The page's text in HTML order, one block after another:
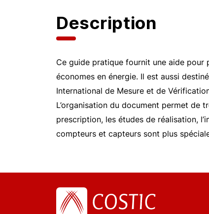
Description
Ce guide pratique fournit une aide pour
économes en énergie. Il est aussi
International de Mesure et de
L’organisation du document permet de
prescription, les études de réalisation,
compteurs et capteurs sont plus